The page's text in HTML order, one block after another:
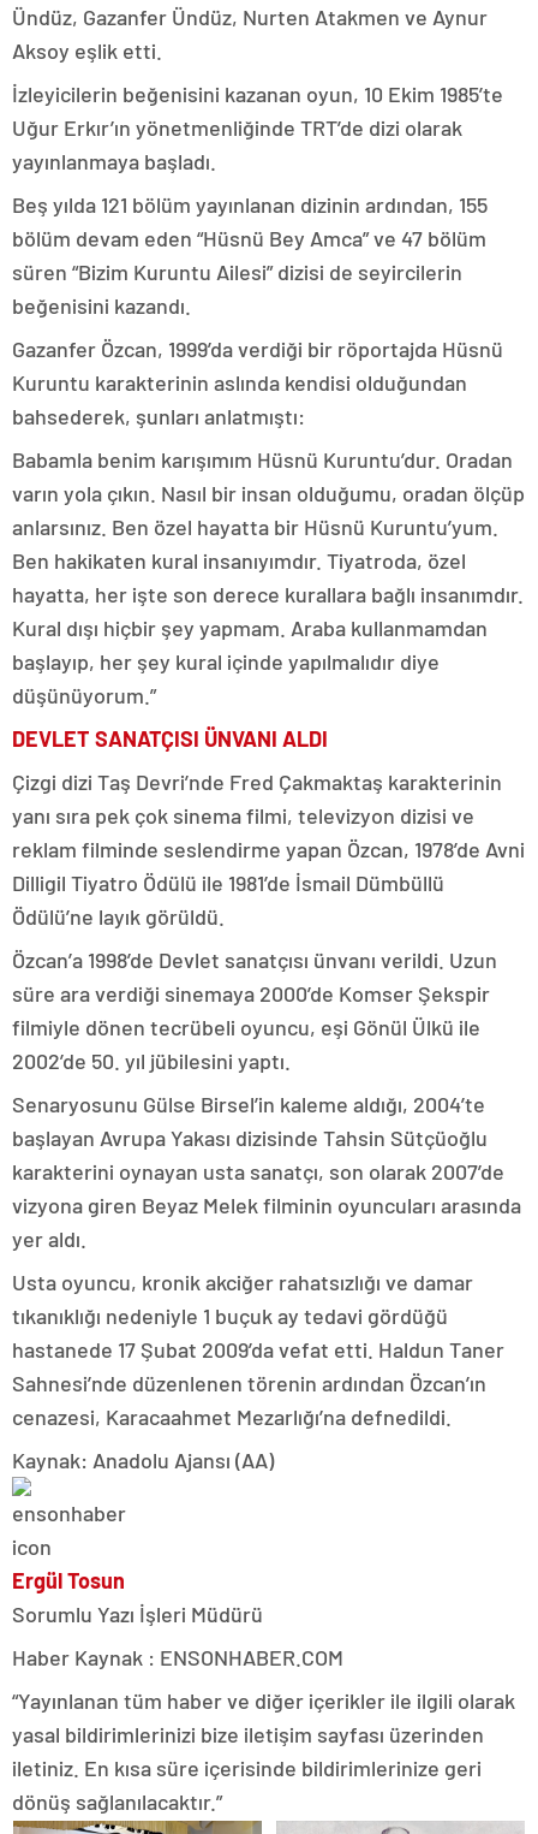
Ündüz, Gazanfer Ündüz, Nurten Atakmen ve Aynur
Aksoy eşlik etti.
İzleyicilerin beğenisini kazanan oyun, 10 Ekim 1985’te
Uğur Erkır’ın yönetmenliğinde TRT’de dizi olarak
yayınlanmaya başladı.
Beş yılda 121 bölüm yayınlanan dizinin ardından, 155
bölüm devam eden “Hüsnü Bey Amca” ve 47 bölüm
süren “Bizim Kuruntu Ailesi” dizisi de seyircilerin
beğenisini kazandı.
Gazanfer Özcan, 1999’da verdiği bir röportajda Hüsnü
Kuruntu karakterinin aslında kendisi olduğundan
bahsederek, şunları anlatmıştı:
Babamla benim karışımım Hüsnü Kuruntu’dur. Oradan
varın yola çıkın. Nasıl bir insan olduğumu, oradan ölçüp
anlarsınız. Ben özel hayatta bir Hüsnü Kuruntu’yum.
Ben hakikaten kural insanıyımdır. Tiyatroda, özel
hayatta, her işte son derece kurallara bağlı insanımdır.
Kural dışı hiçbir şey yapmam. Araba kullanmamdan
başlayıp, her şey kural içinde yapılmalıdır diye
düşünüyorum.”
DEVLET SANATÇISI ÜNVANI ALDI
Çizgi dizi Taş Devri’nde Fred Çakmaktaş karakterinin
yanı sıra pek çok sinema filmi, televizyon dizisi ve
reklam filminde seslendirme yapan Özcan, 1978’de Avni
Dilligil Tiyatro Ödülü ile 1981’de İsmail Dümbüllü
Ödülü’ne layık görüldü.
Özcan’a 1998’de Devlet sanatçısı ünvanı verildi. Uzun
süre ara verdiği sinemaya 2000’de Komser Şekspir
filmiyle dönen tecrübeli oyuncu, eşi Gönül Ülkü ile
2002’de 50. yıl jübilesini yaptı.
Senaryosunu Gülse Birsel’in kaleme aldığı, 2004’te
başlayan Avrupa Yakası dizisinde Tahsin Sütçüoğlu
karakterini oynayan usta sanatçı, son olarak 2007’de
vizyona giren Beyaz Melek filminin oyuncuları arasında
yer aldı.
Usta oyuncu, kronik akciğer rahatsızlığı ve damar
tıkanıklığı nedeniyle 1 buçuk ay tedavi gördüğü
hastanede 17 Şubat 2009’da vefat etti. Haldun Taner
Sahnesi’nde düzenlenen törenin ardından Özcan’ın
cenazesi, Karacaahmet Mezarlığı’na defnedildi.
Kaynak: Anadolu Ajansı (AA)
Ergül Tosun
Sorumlu Yazı İşleri Müdürü
Haber Kaynak : ENSONHABER.COM
“Yayınlanan tüm haber ve diğer içerikler ile ilgili olarak
yasal bildirimlerinizi bize iletişim sayfası üzerinden
iletiniz. En kısa süre içerisinde bildirimlerinize geri
dönüş sağlanılacaktır.”